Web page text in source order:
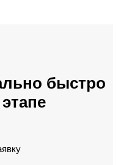
быстро